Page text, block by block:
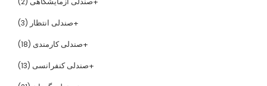
صندلی انتظار (3)
صندلی کارمندی (18)
صندلی کنفرانسی (13)